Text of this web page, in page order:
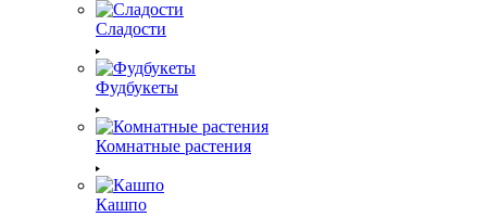
Сладости
Фудбукеты
Комнатные растения
Кашпо